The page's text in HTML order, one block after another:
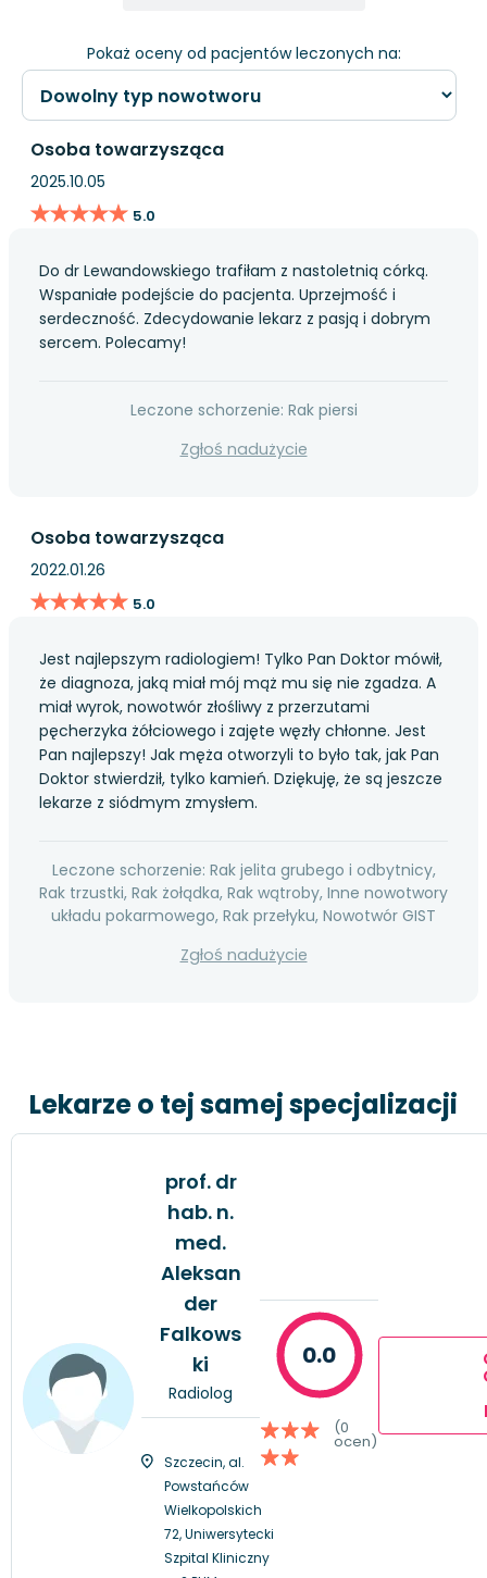
Pokaż oceny od pacjentów leczonych na:
Osoba towarzysząca
2025.10.05
★★★★★
★★★★★ 5.0
Do dr Lewandowskiego trafiłam z nastoletnią córką.
Wspaniałe podejście do pacjenta. Uprzejmość i
serdeczność. Zdecydowanie lekarz z pasją i dobrym
sercem. Polecamy!
Leczone schorzenie: Rak piersi
Zgłoś nadużycie
Osoba towarzysząca
2022.01.26
★★★★★
★★★★★ 5.0
Jest najlepszym radiologiem! Tylko Pan Doktor mówił,
że diagnoza, jaką miał mój mąż mu się nie zgadza. A
miał wyrok, nowotwór złośliwy z przerzutami
pęcherzyka żółciowego i zajęte węzły chłonne. Jest
Pan najlepszy! Jak męża otworzyli to było tak, jak Pan
Doktor stwierdził, tylko kamień. Dziękuję, że są jeszcze
lekarze z siódmym zmysłem.
Leczone schorzenie: Rak jelita grubego i odbytnicy,
Rak trzustki, Rak żołądka, Rak wątroby, Inne nowotwory
układu pokarmowego, Rak przełyku, Nowotwór GIST
Zgłoś nadużycie
Lekarze o tej samej specjalizacji
prof. dr
hab. n.
med.
Aleksan
der
Falkows
ki
Radiolog
Szczecin, al.
Powstańców
Wielkopolskich
72, Uniwersytecki
Szpital Kliniczny
0.0
(0
ocen)